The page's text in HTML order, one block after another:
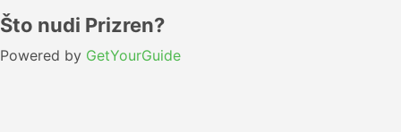
Što nudi Prizren?
Powered by GetYourGuide